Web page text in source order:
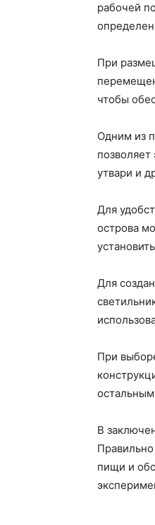
рабочей
При
чтобы
Одним из
утвари и
Для
острова
Для
При
В
пищи и